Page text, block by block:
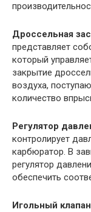
Дроссельная
представляет
который
закрытие
воздуха,
количество
Регулятор
контролирует
карбюратор. В
регулятор
обеспечить
Игольный